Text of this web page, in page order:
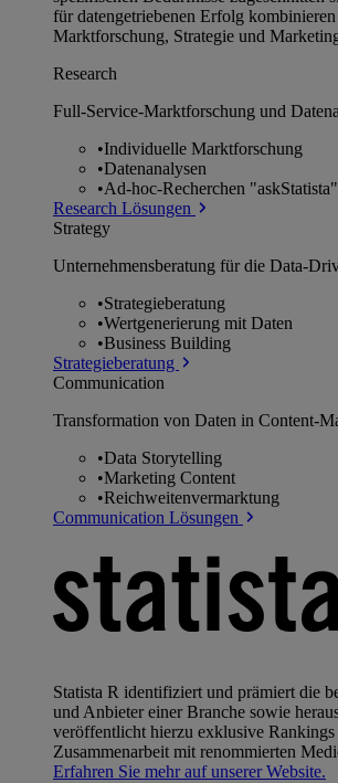
für datengetriebenen Erfolg
Marktforschung, Strategie und
Research
Full-Service-Marktforschung und
•Individuelle Marktforschung
•Datenanalysen
•Ad-hoc-Recherchen "askStatista"
Research Lösungen
Strategy
Unternehmens­beratung für die Data-
•Strategieberatung
•Wertgenerierung mit Daten
•Business Building
Strategieberatung
Communication
Transformation von Daten in Content-
•Data Storytelling
•Marketing Content
•Reichweitenvermarktung
Communication Lösungen
Statista R identifiziert und prämiert die
und Anbieter einer Branche sowie
veröffentlicht hierzu exklusive Rankings
Zusammenarbeit mit renommierten
Erfahren Sie mehr auf unserer Website.